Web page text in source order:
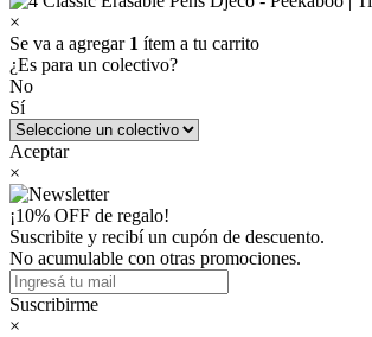
×
Se va a agregar 1 ítem a tu carrito
¿Es para un colectivo?
No
Sí
Aceptar
×
¡10% OFF de regalo!
Suscribite y recibí un cupón de descuento.
No acumulable con otras promociones.
Suscribirme
×